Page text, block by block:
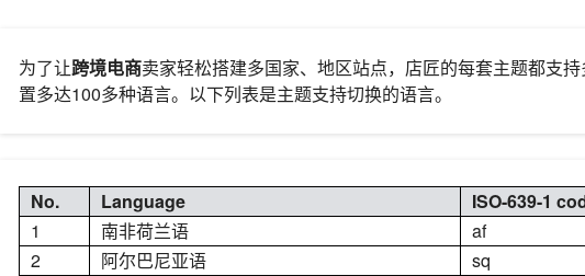
为了让跨境电商卖家轻松搭建多国家、地区站点，店匠的每套主题都支
置多达100多种语言。以下列表是主题支持切换的语言。
No. Language
ISO-639-1
1
南非荷兰语
af
2
阿尔巴尼亚语
sq